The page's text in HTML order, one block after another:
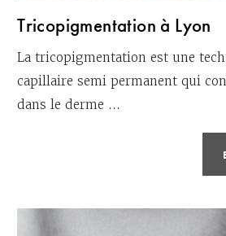
Tricopigmentation à Lyon
La tricopigmentation est une
capillaire semi permanent qui
dans le derme ...